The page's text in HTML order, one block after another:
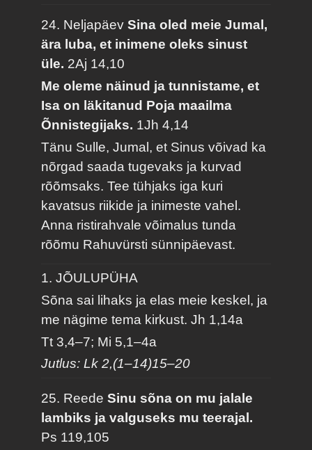
24. NeljapäevSina oled meie Jumal,
ära luba, et inimene oleks sinust
üle. 2Aj 14,10
Me oleme näinud ja tunnistame, et
Isa on läkitanud Poja maailma
Õnnistegijaks. 1Jh 4,14
Tänu Sulle, Jumal, et Sinus võivad ka
nõrgad saada tugevaks ja kurvad
rõõmsaks. Tee tühjaks iga kuri
kavatsus riikide ja inimeste vahel.
Anna ristirahvale võimalus tunda
rõõmu Rahuvürsti sünnipäevast.
1. JÕULUPÜHA
Sõna sai lihaks ja elas meie keskel, ja
me nägime tema kirkust.Jh 1,14a
Tt 3,4–7; Mi 5,1–4a
Jutlus: Lk 2,(1–14)15–20
25. ReedeSinu sõna on mu jalale
lambiks ja valguseks mu teerajal.
Ps 119,105